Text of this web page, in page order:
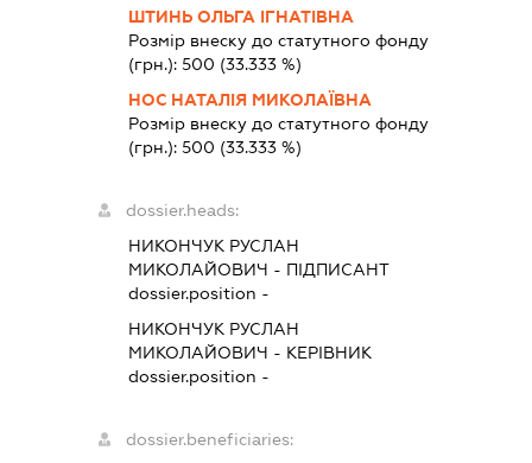
ШТИНЬ ОЛЬГА ІГНАТІВНА
Розмір внеску до статутного фонду
(грн.):500 (33.333 %)
НОС НАТАЛІЯ МИКОЛАЇВНА
Розмір внеску до статутного фонду
(грн.):500 (33.333 %)
dossier.heads:
НИКОНЧУК РУСЛАН
МИКОЛАЙОВИЧ - ПІДПИСАНТ
dossier.position -
НИКОНЧУК РУСЛАН
МИКОЛАЙОВИЧ - КЕРІВНИК
dossier.position -
dossier.beneficiaries: